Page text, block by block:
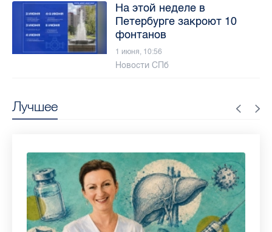
На этой неделе в
Петербурге закроют 10
фонтанов
1 июня, 10:56
Новости СПб
Лучшее